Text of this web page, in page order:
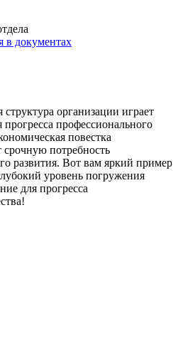
в документах
организации играет
профессионального
повестка
срочную потребность
развития. Вот вам яркий пример
уровень погружения
для прогресса